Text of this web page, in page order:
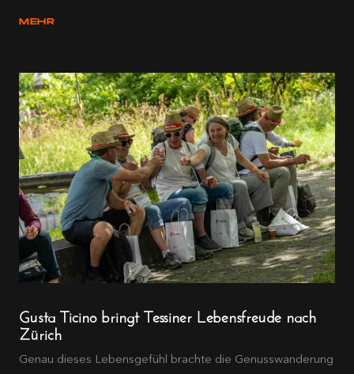
MEHR
Gusta Ticino bringt Tessiner Lebensfreude nach
Zürich
Genau dieses Lebensgefühl brachte die Genusswanderung